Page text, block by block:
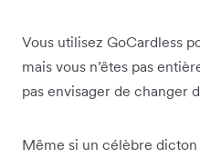
Vous utilisez GoCardless
mais vous n’êtes pas
pas envisager de changer
Même si un célèbre